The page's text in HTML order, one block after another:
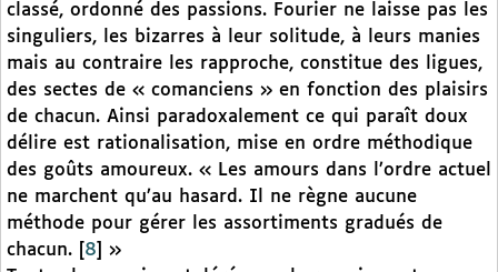
classé, ordonné des passions. Fourier ne laisse pas les
singuliers, les bizarres à leur solitude, à leurs manies
mais au contraire les rapproche, constitue des ligues,
des sectes de « comanciens » en fonction des plaisirs
de chacun. Ainsi paradoxalement ce qui paraît doux
délire est rationalisation, mise en ordre méthodique
des goûts amoureux. « Les amours dans l’ordre actuel
ne marchent qu’au hasard. Il ne règne aucune
méthode pour gérer les assortiments gradués de
chacun.
8
»